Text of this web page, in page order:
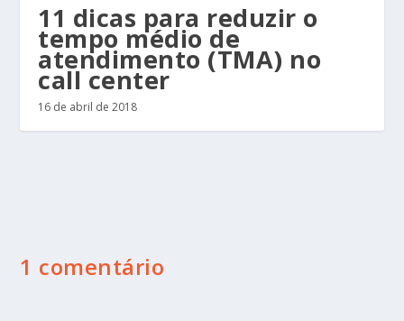
11 dicas para reduzir o
tempo médio de
atendimento (TMA) no
call center
16 de abril de 2018
1 comentário